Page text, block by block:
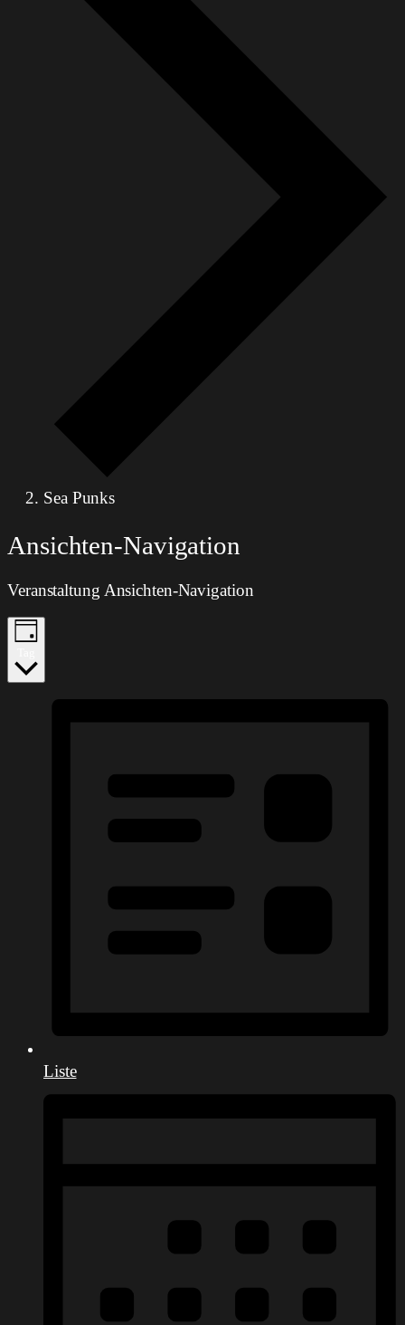
Sea Punks
Veranstaltungen
27.06.2026
Ansichten-Navigation
Veranstaltung Ansichten-Navigation
Liste